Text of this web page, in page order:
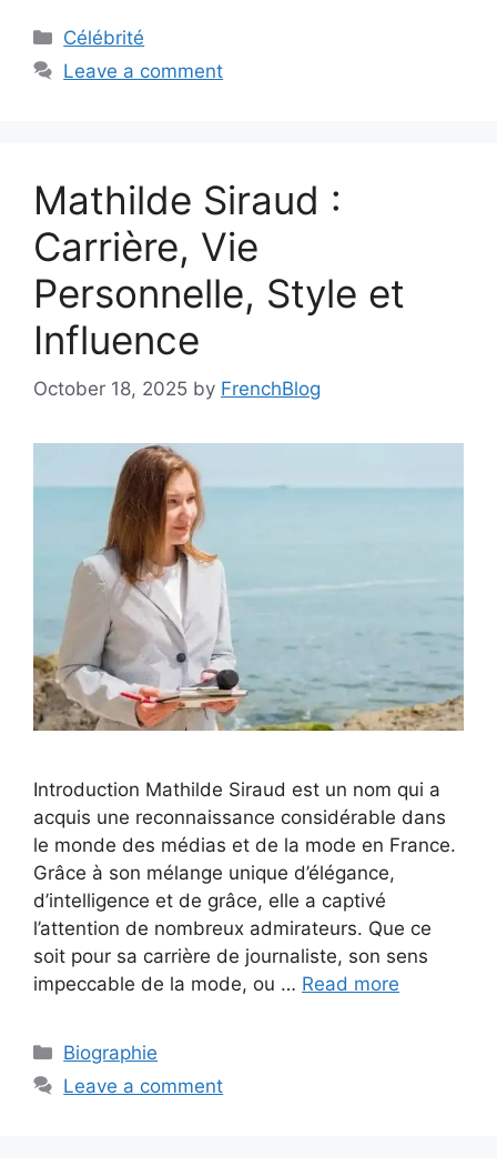
Categories
Célébrité
Leave a comment
Mathilde Siraud :
Carrière, Vie
Personnelle, Style et
Influence
October 18, 2025 by FrenchBlog
Introduction Mathilde Siraud est un nom qui a
acquis une reconnaissance considérable dans
le monde des médias et de la mode en France.
Grâce à son mélange unique d’élégance,
d’intelligence et de grâce, elle a captivé
l’attention de nombreux admirateurs. Que ce
soit pour sa carrière de journaliste, son sens
impeccable de la mode, ou … Read more
Categories
Biographie
Leave a comment